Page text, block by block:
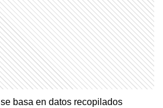
se basa en datos recopilados